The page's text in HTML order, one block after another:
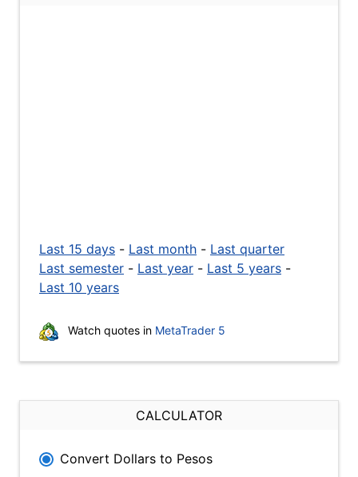
Last 15 days - Last month - Last quarter
Last semester - Last year - Last 5 years -
Last 10 years
Watch quotes in MetaTrader 5
CALCULATOR
Convert Dollars to Pesos